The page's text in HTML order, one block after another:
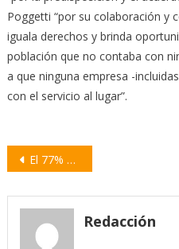
Poggetti “por su colaboración y
iguala derechos y brinda
población que no contaba con
a que ninguna empresa -
con el servicio al lugar”.
Navegación
entradas
El 77% de trabajadores de salud de la provincia recibieron consultas sobre el cannabis medicinal
Redacción